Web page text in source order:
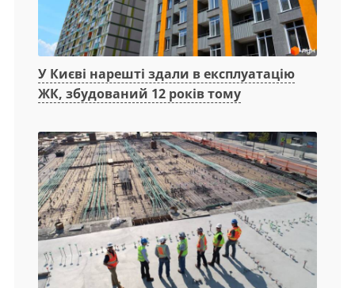
У Києві нарешті здали в експлуатацію
ЖК, збудований 12 років тому